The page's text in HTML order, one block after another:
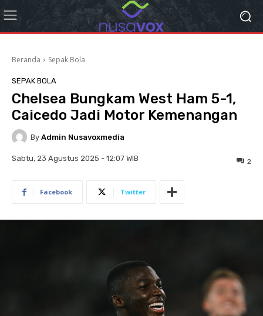
Beranda Sepak Bola
SEPAK BOLA
Chelsea Bungkam West Ham 5-1,
Caicedo Jadi Motor Kemenangan
By Admin Nusavoxmedia
Sabtu, 23 Agustus 2025 - 12:07 WIB 2
Facebook Twitter